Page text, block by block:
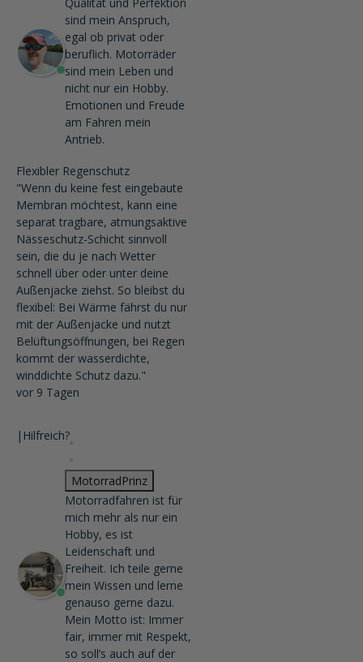
sind mein Anspruch,
egal ob privat oder
beruflich. Motorräder
sind mein Leben und
nicht nur ein Hobby.
Emotionen und Freude
am Fahren mein
Antrieb.
Flexibler Regenschutz
"Wenn du keine fest eingebaute
Membran möchtest, kann eine
separat tragbare, atmungsaktive
Nässeschutz-Schicht sinnvoll
sein, die du je nach Wetter
schnell über oder unter deine
Außenjacke ziehst. So bleibst du
flexibel: Bei Wärme fährst du nur
mit der Außenjacke und nutzt
Belüftungsöffnungen, bei Regen
kommt der wasserdichte,
winddichte Schutz dazu."
vor 9 Tagen
| Hilfreich?
MotorradPrinz
Motorradfahren ist für
mich mehr als nur ein
Hobby, es ist
Leidenschaft und
Freiheit. Ich teile gerne
mein Wissen und lerne
genauso gerne dazu.
Mein Motto ist: Immer
fair, immer mit Respekt,
so soll’s auch auf der